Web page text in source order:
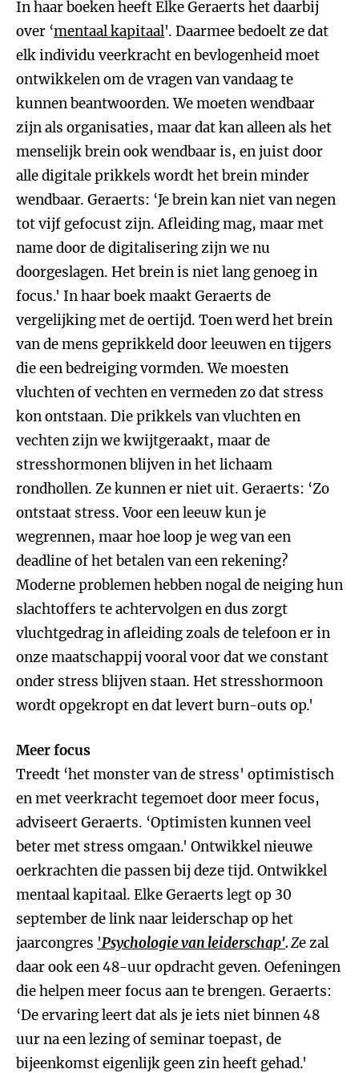
In haar boeken heeft Elke Geraerts het daarbij
over ‘mentaal kapitaal'. Daarmee bedoelt ze dat
elk individu veerkracht en bevlogenheid moet
ontwikkelen om de vragen van vandaag te
kunnen beantwoorden. We moeten wendbaar
zijn als organisaties, maar dat kan alleen als het
menselijk brein ook wendbaar is, en juist door
alle digitale prikkels wordt het brein minder
wendbaar. Geraerts: ‘Je brein kan niet van negen
tot vijf gefocust zijn. Afleiding mag, maar met
name door de digitalisering zijn we nu
doorgeslagen. Het brein is niet lang genoeg in
focus.' In haar boek maakt Geraerts de
vergelijking met de oertijd. Toen werd het brein
van de mens geprikkeld door leeuwen en tijgers
die een bedreiging vormden. We moesten
vluchten of vechten en vermeden zo dat stress
kon ontstaan. Die prikkels van vluchten en
vechten zijn we kwijtgeraakt, maar de
stresshormonen blijven in het lichaam
rondhollen. Ze kunnen er niet uit. Geraerts: ‘Zo
ontstaat stress. Voor een leeuw kun je
wegrennen, maar hoe loop je weg van een
deadline of het betalen van een rekening?
Moderne problemen hebben nogal de neiging hun
slachtoffers te achtervolgen en dus zorgt
vluchtgedrag in afleiding zoals de telefoon er in
onze maatschappij vooral voor dat we constant
onder stress blijven staan. Het stresshormoon
wordt opgekropt en dat levert burn-outs op.'
Meer focus
Treedt ‘het monster van de stress' optimistisch
en met veerkracht tegemoet door meer focus,
adviseert Geraerts. ‘Optimisten kunnen veel
beter met stress omgaan.' Ontwikkel nieuwe
oerkrachten die passen bij deze tijd. Ontwikkel
mentaal kapitaal. Elke Geraerts legt op 30
september de link naar leiderschap op het
jaarcongres 'Psychologie van leiderschap'.Ze zal
daar ook een 48-uur opdracht geven. Oefeningen
die helpen meer focus aan te brengen. Geraerts:
‘De ervaring leert dat als je iets niet binnen 48
uur na een lezing of seminar toepast, de
bijeenkomst eigenlijk geen zin heeft gehad.'